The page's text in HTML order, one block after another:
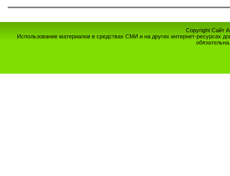
Copyright Сайт
Использование материалов в средствах СМИ и на других интернет-ресурсах
обязательна.